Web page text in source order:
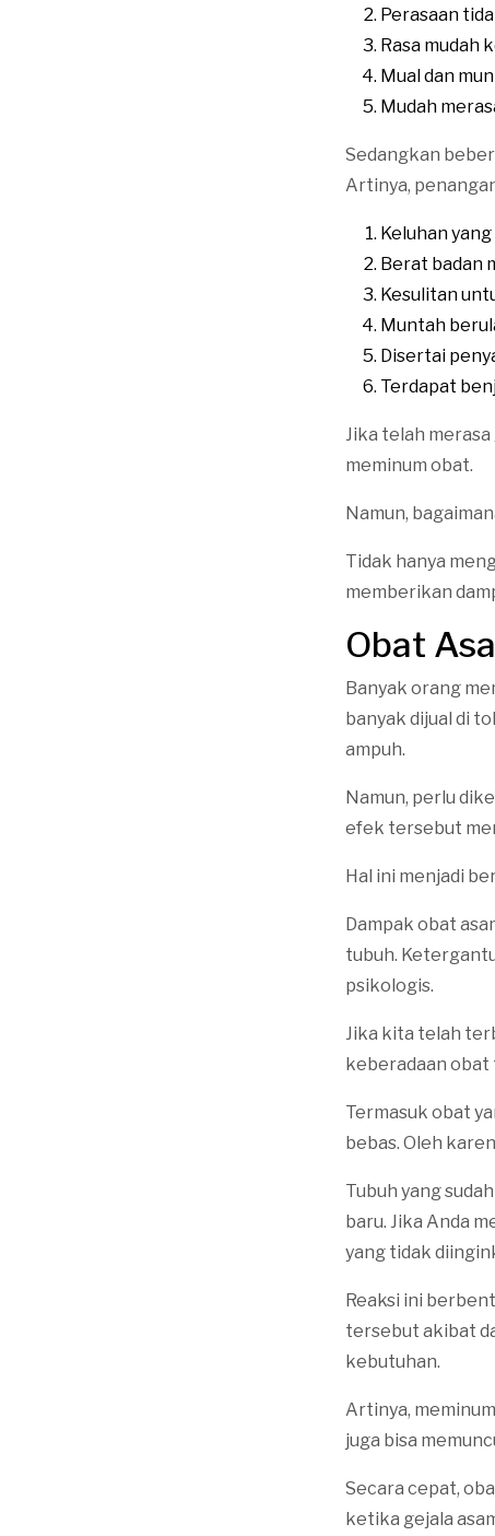
Perasaan
Rasa mudah
Mual dan
Mudah
Sedangkan
Artinya,
Keluhan
Berat badan
Kesulitan
Muntah
Disertai
Terdapat
Jika telah
meminum obat.
Namun,
Tidak hanya
memberikan
Obat
Banyak orang
banyak dijual di
ampuh.
Namun, perlu
efek tersebut
Hal ini menjadi
Dampak obat
tubuh.
psikologis.
Jika kita telah
keberadaan
Termasuk obat
bebas. Oleh
Tubuh yang
baru. Jika Anda
yang tidak
Reaksi ini
tersebut akibat
kebutuhan.
Artinya,
juga bisa
Secara cepat,
ketika gejala